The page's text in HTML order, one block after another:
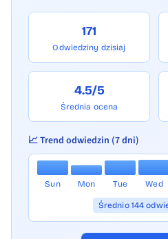
171
Odwiedziny dzisiaj
4.5/5
Średnia ocena
📈 Trend odwiedzin (7 dni)
Sun Mon Tue Wed
Średnio 144